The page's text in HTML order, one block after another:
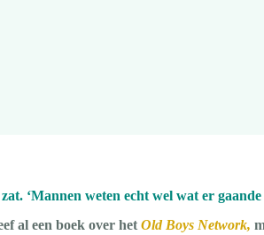
‘Mannen weten echt wel wat er gaande
al een boek over het Old Boys Network,